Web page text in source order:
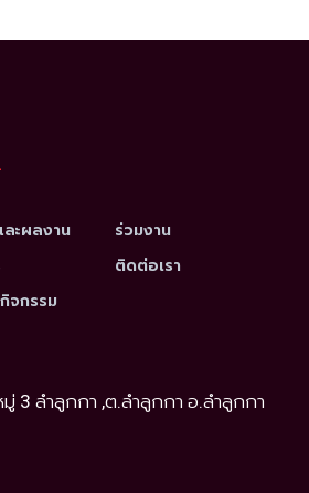
ละผลงาน
จกรรม
ร่วมงาน
ติดต่อเรา
3 ลำลูกกา ,ต.ลำลูกกา อ.ลำลูกกา